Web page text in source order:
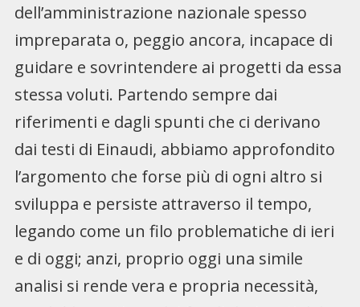
dell’amministrazione nazionale spesso
impreparata o, peggio ancora, incapace di
guidare e sovrintendere ai progetti da essa
stessa voluti. Partendo sempre dai
riferimenti e dagli spunti che ci derivano
dai testi di Einaudi, abbiamo approfondito
l’argomento che forse più di ogni altro si
sviluppa e persiste attraverso il tempo,
legando come un filo problematiche di ieri
e di oggi; anzi, proprio oggi una simile
analisi si rende vera e propria necessità,